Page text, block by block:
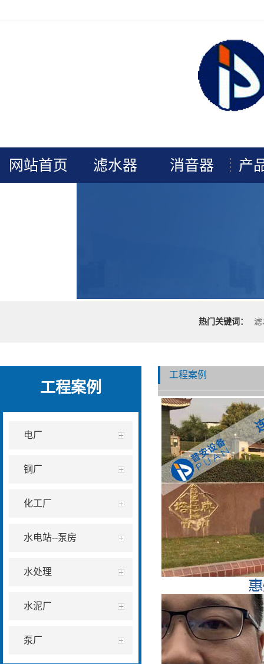
网站首页 滤水器 消音器 产
热门关键词： 滤
工程案例
电厂
钢厂
化工厂
水电站--泵房
水处理
水泥厂
泵厂
工程案例